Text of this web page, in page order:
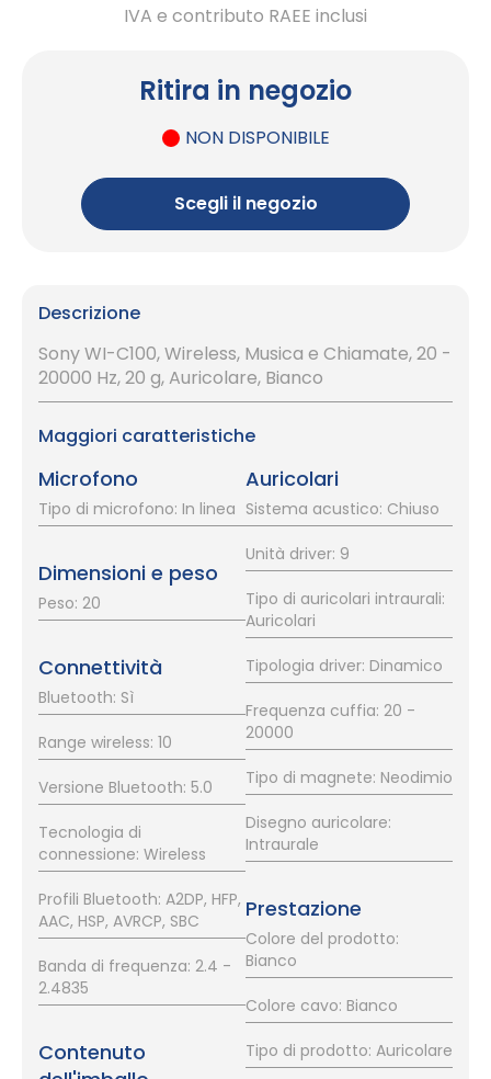
IVA e contributo RAEE inclusi
Ritira in negozio
NON DISPONIBILE
Scegli il negozio
Descrizione
Sony WI-C100, Wireless, Musica e Chiamate, 20 -
20000 Hz, 20 g, Auricolare, Bianco
Maggiori caratteristiche
Microfono
Tipo di microfono: In linea
Dimensioni e peso
Peso: 20
Connettività
Bluetooth: Sì
Range wireless: 10
Versione Bluetooth: 5.0
Tecnologia di
connessione: Wireless
Profili Bluetooth: A2DP, HFP,
AAC, HSP, AVRCP, SBC
Banda di frequenza: 2.4 -
2.4835
Contenuto
Auricolari
Sistema acustico: Chiuso
Unità driver: 9
Tipo di auricolari intraurali:
Auricolari
Tipologia driver: Dinamico
Frequenza cuffia: 20 -
20000
Tipo di magnete: Neodimio
Disegno auricolare:
Intraurale
Prestazione
Colore del prodotto:
Bianco
Colore cavo: Bianco
Tipo di prodotto: Auricolare